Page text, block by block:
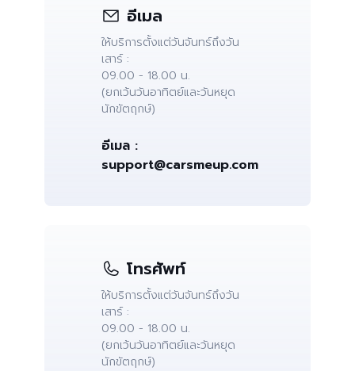
อีเมล
ให้บริการตั้งแต่วันจันทร์ถึงวัน
เสาร์ :
09.00 - 18.00 น.
(ยกเว้นวันอาทิตย์และวันหยุด
นักขัตฤกษ์)
อีเมล :
support@carsmeup.com
โทรศัพท์
ให้บริการตั้งแต่วันจันทร์ถึงวัน
เสาร์ :
09.00 - 18.00 น.
(ยกเว้นวันอาทิตย์และวันหยุด
นักขัตฤกษ์)